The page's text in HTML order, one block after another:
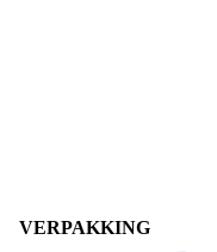
VERPAKKING